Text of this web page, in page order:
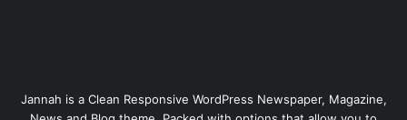
Jannah is a Clean Responsive WordPress Newspaper, Magazine,